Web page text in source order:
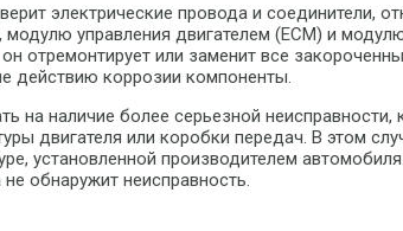
электрические провода и соединители,
управления двигателем (ECM) и
отремонтирует или заменит все
действию коррозии компоненты.
на наличие более серьезной неисправности,
двигателя или коробки передач. В этом
установленной производителем
обнаружит неисправность.